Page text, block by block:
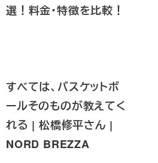
選！料金・特徴を比較！
すべては、バスケットボ
ールそのものが教えてく
れる | 松橋修平さん |
NORD BREZZA